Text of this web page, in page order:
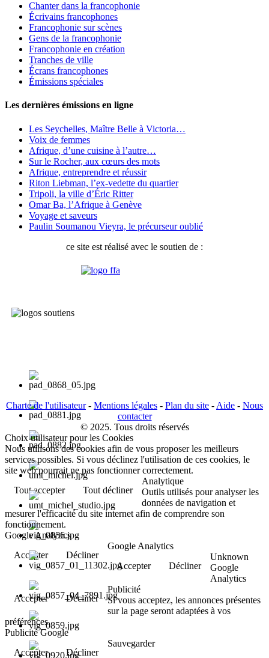
Chanter dans la francophonie
Écrivains francophones
Francophonie sur scènes
Gens de la francophonie
Francophonie en création
Tranches de ville
Écrans francophones
Émissions spéciales
Les dernières émissions en ligne
Les Seychelles, Maître Belle à Victoria…
Voix de femmes
Afrique, d’une cuisine à l’autre…
Sur le Rocher, aux cœurs des mots
Afrique, entreprendre et réussir
Riton Liebman, l’ex-vedette du quartier
Tripoli, la ville d’Éric Ritter
Omar Ba, l’Afrique à Genève
Voyage et saveurs
Paulin Soumanou Vieyra, le précurseur oublié
ce site est réalisé avec le soutien de :
Charte de l'utilisateur- Mentions légales - Plan du site - Aide - Nous
contacter
© 2025. Tous droits réservés
Choix utilisateur pour les Cookies
Nous utilisons des cookies afin de vous proposer les meilleurs
services possibles. Si vous déclinez l'utilisation de ces cookies, le
site web pourrait ne pas fonctionner correctement.
Tout accepter
Tout décliner
Analytique
Outils utilisés pour analyser les
données de navigation et
mesurer l'efficacité du site internet afin de comprendre son
fonctionnement.
Google Analytics
Accepter
Décliner
Google Analytics
Accepter
Décliner
Unknown
Google
Analytics
Accepter
Décliner
Publicité
Si vous acceptez, les annonces présentes
sur la page seront adaptées à vos
préférences.
Publicité Google
Accepter
Décliner
Sauvegarder